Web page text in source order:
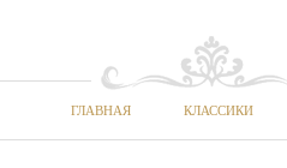
ГЛАВНАЯ КЛАССИКИ